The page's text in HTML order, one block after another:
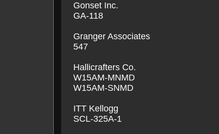
Gonset Inc.
GA-118
Granger Associates
547
Hallicrafters Co.
W15AM-MNMD
W15AM-SNMD
ITT Kellogg
SCL-325A-1